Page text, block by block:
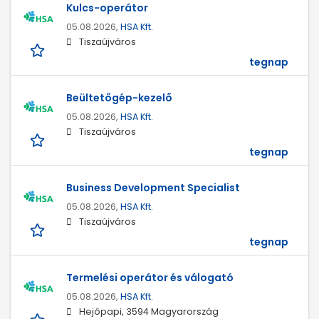
Kulcs-operátor
05.08.2026, HSA Kft.
Tiszaújváros
tegnap
Beültetőgép-kezelő
05.08.2026, HSA Kft.
Tiszaújváros
tegnap
Business Development Specialist
05.08.2026, HSA Kft.
Tiszaújváros
tegnap
Termelési operátor és válogató
05.08.2026, HSA Kft.
Hejőpapi, 3594 Magyarország